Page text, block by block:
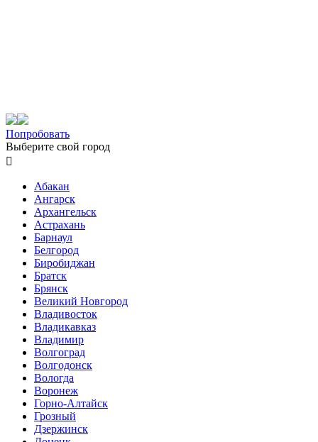
Попробовать
Выберите свой город

Абакан
Ангарск
Архангельск
Астрахань
Барнаул
Белгород
Биробиджан
Братск
Брянск
Великий Новгород
Владивосток
Владикавказ
Владимир
Волгоград
Волгодонск
Вологда
Воронеж
Горно-Алтайск
Грозный
Дзержинск